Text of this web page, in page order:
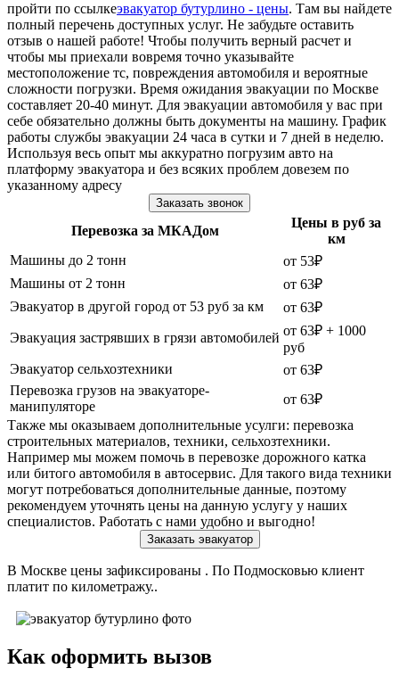
пройти по ссылкеэвакуатор бутурлино - цены. Там вы найдете
полный перечень доступных услуг. Не забудьте оставить
отзыв о нашей работе! Чтобы получить верный расчет и
чтобы мы приехали вовремя точно указывайте
местоположение тс, повреждения автомобиля и вероятные
сложности погрузки. Время ожидания эвакуации по Москве
составляет 20-40 минут. Для эвакуации автомобиля у вас при
себе обязательно должны быть документы на машину. График
работы службы эвакуации 24 часа в сутки и 7 дней в неделю.
Используя весь опыт мы аккуратно погрузим авто на
платформу эвакуатора и без всяких проблем довезем по
указанному адресу
Заказать звонок
Перевозка за МКАДом
Цены в руб за
км
Машины до 2 тонн
от 53₽
Машины от 2 тонн
от 63₽
Эвакуатор в другой город от 53 руб за км
от 63₽
Эвакуация застрявших в грязи автомобилей от 63₽ + 1000
руб
Эвакуатор сельхозтехники
от 63₽
Перевозка грузов на эвакуаторе-
манипуляторе
от 63₽
Также мы оказываем дополнительные усулги: перевозка
строительных материалов, техники, сельхозтехники.
Например мы можем помочь в перевозке дорожного катка
или битого автомобиля в автосервис. Для такого вида техники
могут потребоваться дополнительные данные, поэтому
рекомендуем уточнять цены на данную услугу у наших
специалистов. Работать с нами удобно и выгодно!
Заказать эвакуатор
В Москве цены зафиксированы . По Подмосковью клиент
платит по километражу..
Как оформить вызов